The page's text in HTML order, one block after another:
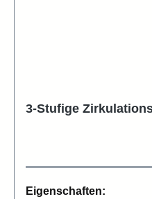
3-Stufige
Eigenschaften: